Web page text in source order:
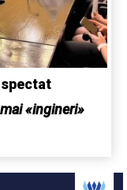
«ingineri»